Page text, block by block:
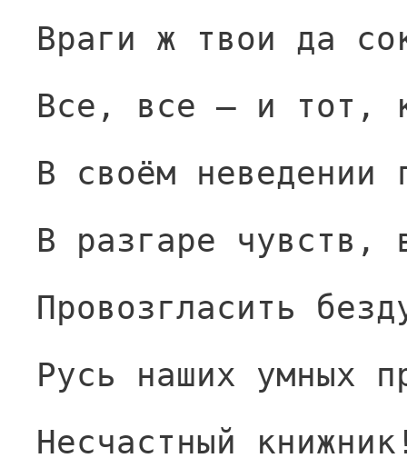
Враги ж твои да
Все, все — и тот,
В своём неведении
В разгаре чувств,
Провозгласить
Русь наших умных
Несчастный